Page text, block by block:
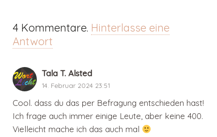
4 Kommentare. Hinterlasse eine
Antwort
Tala T. Alsted
14. Februar 2024 23:51
Cool. dass du das per Befragung entschieden hast!
Ich frage auch immer einige Leute, aber keine 400.
Vielleicht mache ich das auch mal